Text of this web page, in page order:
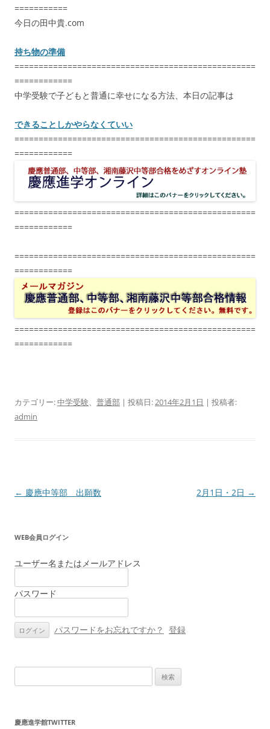
===========
今日の田中貴.com
持ち物の準備
==================================================
============
中学受験で子どもと普通に幸せになる方法、本日の記事は
できることしかやらなくていい
==================================================
============
==================================================
============
==================================================
============
==================================================
============
カテゴリー:中学受験、 普通部 | 投稿日:2014年2月1日 | 投稿者:
admin
投
ビ
ゲ
シ
ン
← 慶應中等部 出願数 2月1日・2日 →
WEB会員ログイン
ユーザー名またはメールアドレス
パスワード
パスワードをお忘れですか？ 登録
索:
慶應進学館TWITTER